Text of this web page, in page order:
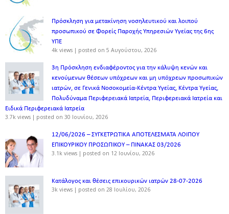
Πρόσκληση για μετακίνηση νοσηλευτικού και λοιπού
προσωπικού σε Φορείς Παροχής Υπηρεσιών Υγείας της 6ης
ΥΠΕ
4k views | posted on 5 Αυγούστου, 2026
3η Πρόσκληση ενδιαφέροντος για την κάλυψη κενών και
κενούμενων θέσεων υπόχρεων και μη υπόχρεων προσωπικών
ιατρών, σε Γενικά Νοσοκομεία-Κέντρα Υγείας, Κέντρα Υγείας,
Πολυδύναμα Περιφερειακά Ιατρεία, Περιφερειακά Ιατρεία και
Ειδικά Περιφερειακά Ιατρεία
3.7k views | posted on 30 Ιουνίου, 2026
12/06/2026 – ΣΥΓΚΕΤΡΩΤΙΚΑ ΑΠΟΤΕΛΕΣΜΑΤΑ ΛΟΙΠΟΥ
ΕΠΙΚΟΥΡΙΚΟΥ ΠΡΟΣΩΠΙΚΟΥ – ΠΙΝΑΚΑΣ 03/2026
3.1k views | posted on 12 Ιουνίου, 2026
Κατάλογος και θέσεις επικουρικών ιατρών 28-07-2026
3k views | posted on 28 Ιουλίου, 2026